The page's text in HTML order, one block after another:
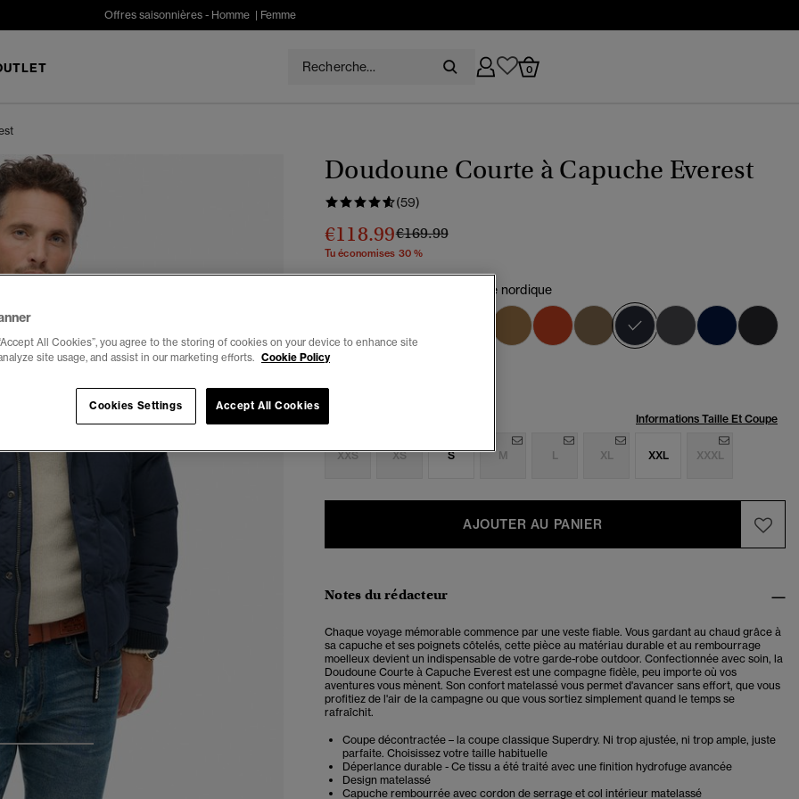
Offres saisonnières - Homme| Femme
0
Doudoune Courte à Capuche Everest
(59)
€118.99Prix réduit de
€169.99à
Tu économises 30 %
bleu marine chrome nordique
sélectionné
Informations Taille Et Coupe
XXS XS S M L XL XXL XXXL
AJOUTER AU PANIER
Notes du rédacteur
Chaque voyage mémorable commence par une veste fiable. Vous gardant au chaud grâce à
sa capuche et ses poignets côtelés, cette pièce au matériau durable et au rembourrage
moelleux devient un indispensable de votre garde-robe outdoor. Confectionnée avec soin, la
Doudoune Courte à Capuche Everest est une compagne fidèle, peu importe où vos
aventures vous mènent. Son confort matelassé vous permet d'avancer sans effort, que vous
profitiez de l'air de la campagne ou que vous sortiez simplement quand le temps se
rafraîchit.
Coupe décontractée – la coupe classique Superdry. Ni trop ajustée, ni trop ample, juste
parfaite. Choisissez votre taille habituelle
Déperlance durable - Ce tissu a été traité avec une finition hydrofuge avancée
Design matelassé
Capuche rembourrée avec cordon de serrage et col intérieur matelassé
All Cookies”, you agree to the storing of cookies on your device to enhance site
site usage, and assist in our marketing efforts. Cookie Policy
Cookies Settings Accept All Cookies